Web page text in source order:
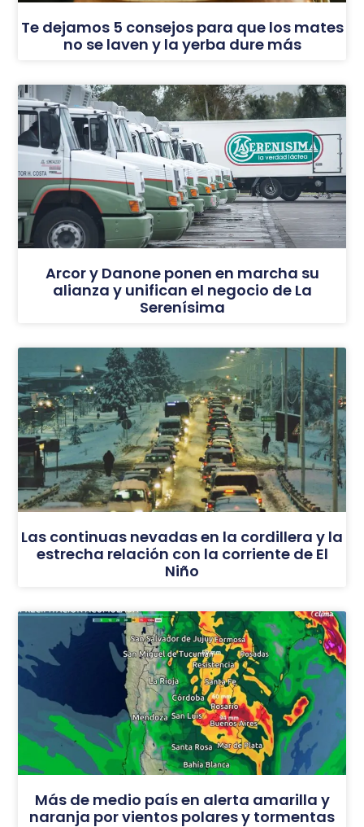
Te dejamos 5 consejos para que los mates
no se laven y la yerba dure más
Arcor y Danone ponen en marcha su
alianza y unifican el negocio de La
Serenísima
Las continuas nevadas en la cordillera y la
estrecha relación con la corriente de El
Niño
Más de medio país en alerta amarilla y
naranja por vientos polares y tormentas